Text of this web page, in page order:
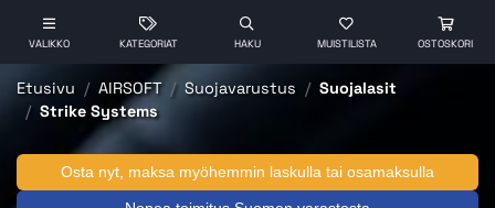
VALIKKO KATEGORIAT HAKU MUISTILISTA OSTOSKORI
Etusivu AIRSOFT Suojavarustus
Suojalasit
Strike Systems
Osta nyt, maksa myöhemmin laskulla tai osamaksulla